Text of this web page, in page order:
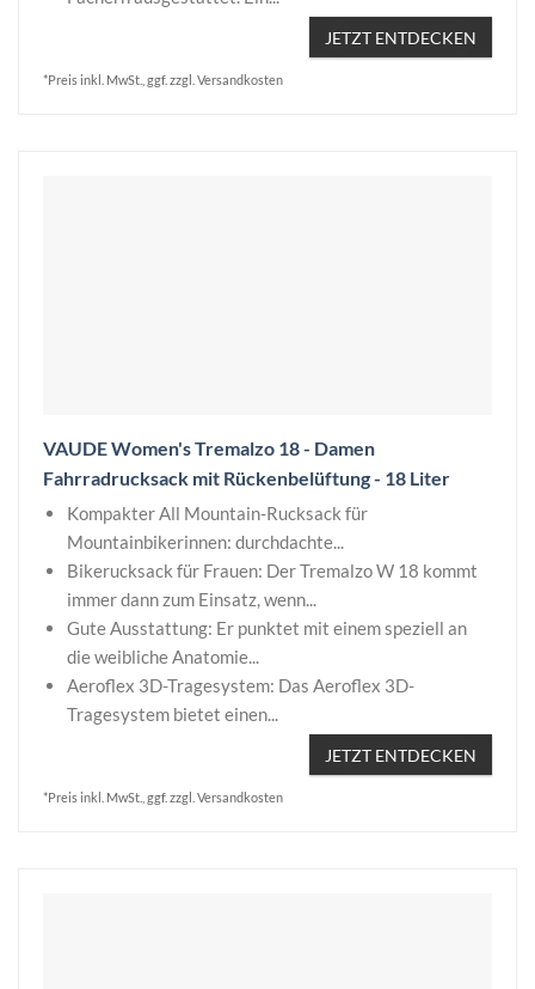
JETZT ENTDECKEN
*Preis inkl. MwSt., ggf. zzgl. Versandkosten
VAUDE Women's Tremalzo 18 - Damen
Fahrradrucksack mit Rückenbelüftung - 18 Liter
Kompakter All Mountain-Rucksack für
Mountainbikerinnen: durchdachte...
Bikerucksack für Frauen: Der Tremalzo W 18 kommt
immer dann zum Einsatz, wenn...
Gute Ausstattung: Er punktet mit einem speziell an
die weibliche Anatomie...
Aeroflex 3D-Tragesystem: Das Aeroflex 3D-
Tragesystem bietet einen...
JETZT ENTDECKEN
*Preis inkl. MwSt., ggf. zzgl. Versandkosten